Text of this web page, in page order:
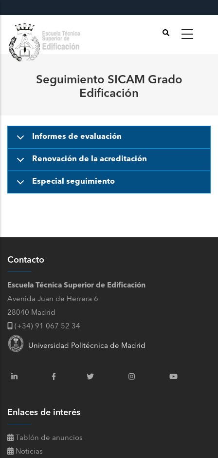
contenido
principal
Seguimiento SICAM Grado
Edificación
Informes de evaluación
Renovación de la acreditación
Especial seguimiento
Contacto
Escuela Técnica Superior de Edificación
Avenida Juan de Herrera 6
28040 Madrid
(+34) 91 067 52 34
Universidad Politécnica de Madrid
Enlaces de interés
Tablón de anuncios
Noticias